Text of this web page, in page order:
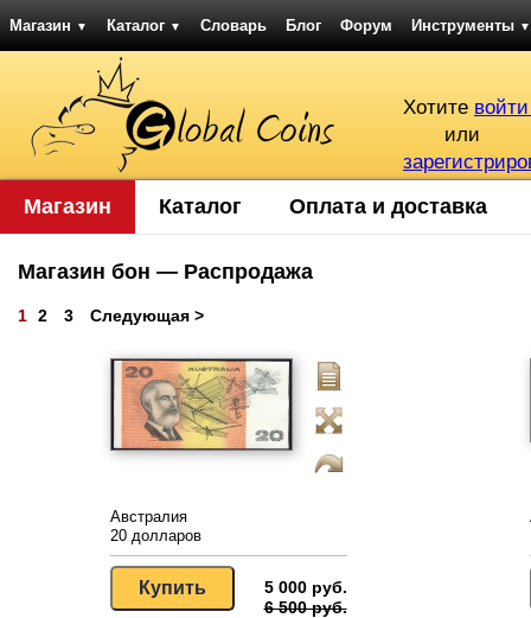
Магазин ▼ Каталог ▼ Словарь Блог Форум Инструменты ▼
Хотите
или
Магазин Каталог Оплата и доставка
Магазин бон — Распродажа
1 2 3 Следующая >
Австралия
20 долларов
5 000 руб.
6 500 руб.